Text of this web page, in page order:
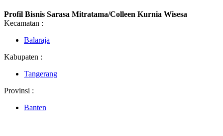
Profil Bisnis Sarasa Mitratama/Colleen Kurnia Wisesa
Kecamatan :
Balaraja
Kabupaten :
Tangerang
Provinsi :
Banten